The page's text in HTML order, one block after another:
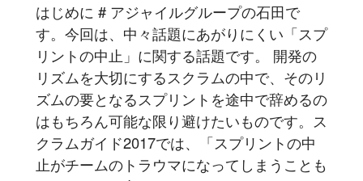
はじめに # アジャイルグループの石田で
す。今回は、中々話題にあがりにくい「スプ
リントの中止」に関する話題です。 開発の
リズムを大切にするスクラムの中で、そのリ
ズムの要となるスプリントを途中で辞めるの
はもちろん可能な限り避けたいものです。ス
クラムガイド2017では、「スプリントの中
止がチームのトラウマになってしまうことも